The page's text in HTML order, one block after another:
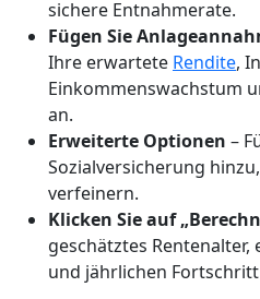
sichere Entnahmerate.
Fügen Sie
Ihre erwartete Rendite,
Einkommenswachstum
an.
Erweiterte Optionen –
Sozialversicherung
verfeinern.
Klicken Sie auf
geschätztes
und jährlichen